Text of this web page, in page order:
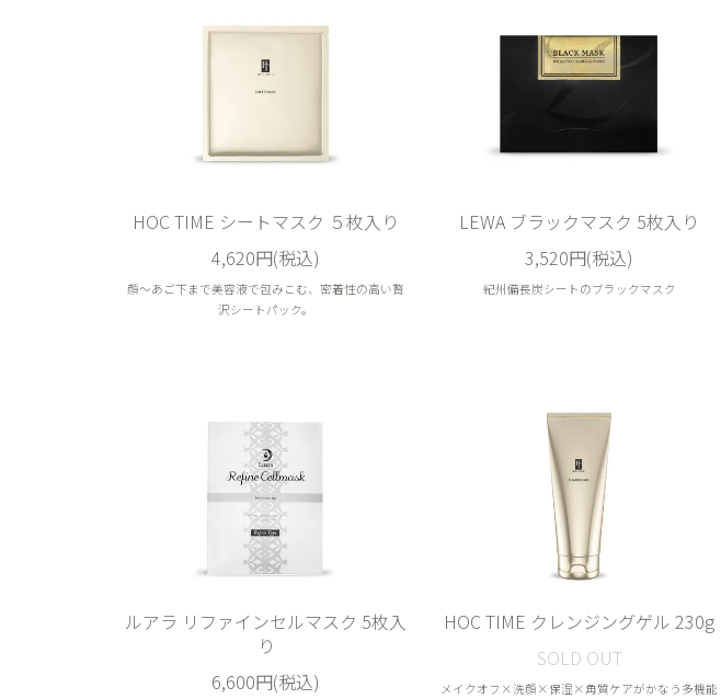
HOC TIME シートマスク ５枚入り
4,620円(税込)
顔～あご下まで美容液で包みこむ、密着性の高い贅
沢シートパック。
LEWA ブラックマスク 5枚入り
3,520円(税込)
紀州備長炭シートのブラックマスク
ルアラ リファインセルマスク 5枚入
り
6,600円(税込)
HOC TIME クレンジングゲル 230g
SOLD OUT
メイクオフ×洗顔×保湿×角質ケアがかなう多機能